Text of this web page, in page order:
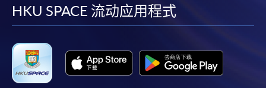
facebook
youtube
linkedin
HKU SPACE 流动应用程式